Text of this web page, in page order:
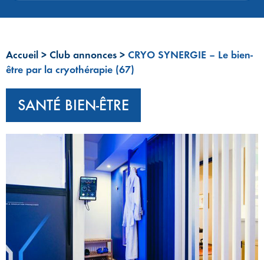
Accueil > Club annonces > CRYO SYNERGIE – Le bien-
être par la cryothérapie (67)
SANTÉ BIEN-ÊTRE